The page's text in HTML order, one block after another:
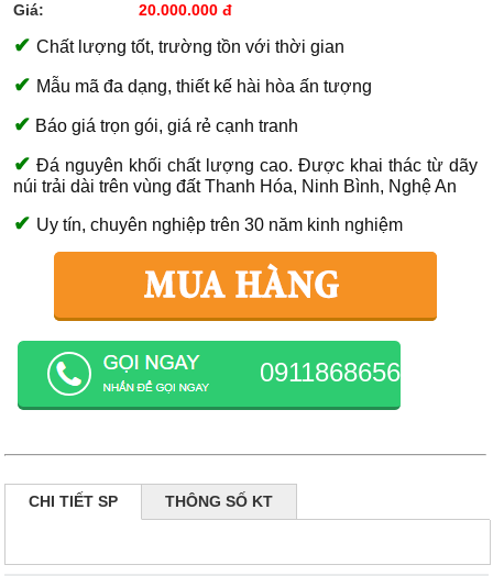
Giá:
20.000.000 đ
✔ Chất lượng tốt, trường tồn với thời gian
✔ Mẫu mã đa dạng, thiết kế hài hòa ấn tượng
✔ Báo giá trọn gói, giá rẻ cạnh tranh
✔ Đá nguyên khối chất lượng cao. Được khai thác từ dãy
núi trải dài trên vùng đất Thanh Hóa, Ninh Bình, Nghệ An
✔ Uy tín, chuyên nghiệp trên 30 năm kinh nghiệm
0911868656
CHI TIẾT SP THÔNG SỐ KT